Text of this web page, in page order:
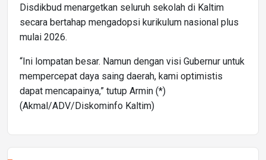
Disdikbud menargetkan seluruh sekolah di Kaltim
secara bertahap mengadopsi kurikulum nasional plus
mulai 2026.
“Ini lompatan besar. Namun dengan visi Gubernur untuk
mempercepat daya saing daerah, kami optimistis
dapat mencapainya,” tutup Armin (*)
(Akmal/ADV/Diskominfo Kaltim)